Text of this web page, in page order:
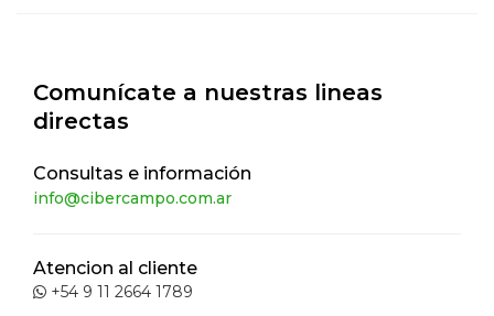
Comunícate a nuestras lineas
directas
Consultas e información
info@cibercampo.com.ar
Atencion al cliente
+54 9 11 2664 1789